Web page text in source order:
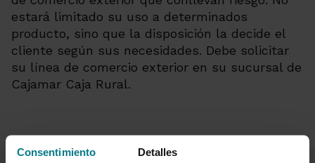
Consentimiento Detalles
estará limitado su uso a determinados
producto, sino que la disposición la decide el
cliente según sus necesidades. Debe solicitar
su línea de comercio exterior en su sucursal de
Cajamar Caja Rural.